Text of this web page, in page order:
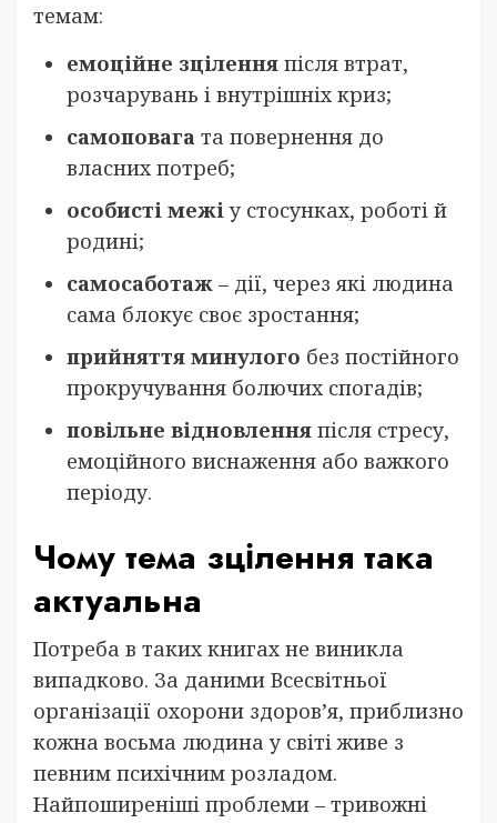
темам:
емоційне зцілення після втрат,
розчарувань і внутрішніх криз;
самоповага та повернення до
власних потреб;
особисті межіу стосунках, роботі й
родині;
самосаботаж – дії, через які людина
сама блокує своє зростання;
прийняття минулого без постійного
прокручування болючих спогадів;
повільне відновлення після стресу,
емоційного виснаження або важкого
періоду.
Чому тема зцілення така
актуальна
Потреба в таких книгах не виникла
випадково. За даними Всесвітньої
організації охорони здоров’я, приблизно
кожна восьма людина у світі живе з
певним психічним розладом.
Найпоширеніші проблеми – тривожні